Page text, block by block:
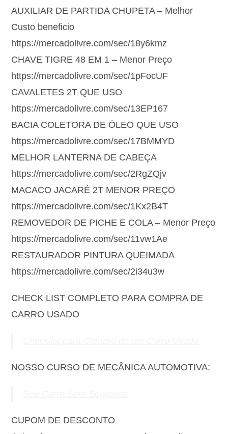
AUXILIAR DE PARTIDA CHUPETA – Melhor
Custo beneficio
https://mercadolivre.com/sec/18y6kmz
CHAVE TIGRE 48 EM 1 – Menor Preço
https://mercadolivre.com/sec/1pFocUF
CAVALETES 2T QUE USO
https://mercadolivre.com/sec/13EP167
BACIA COLETORA DE ÓLEO QUE USO
https://mercadolivre.com/sec/17BMMYD
MELHOR LANTERNA DE CABEÇA
https://mercadolivre.com/sec/2RgZQjv
MACACO JACARÉ 2T MENOR PREÇO
https://mercadolivre.com/sec/1Kx2B4T
REMOVEDOR DE PICHE E COLA – Menor Preço
https://mercadolivre.com/sec/11vw1Ae
RESTAURADOR PINTURA QUEIMADA
https://mercadolivre.com/sec/2i34u3w
CHECK LIST COMPLETO PARA COMPRA DE
CARRO USADO
NOSSO CURSO DE MECÂNICA AUTOMOTIVA:
CUPOM DE DESCONTO